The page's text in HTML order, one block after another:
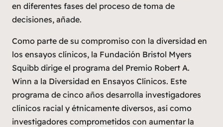
en diferentes fases del proceso de toma de
decisiones, añade.
Como parte de su compromiso con la diversidad en
los ensayos clínicos, la Fundación Bristol Myers
Squibb dirige el programa del Premio Robert A.
Winn a la Diversidad en Ensayos Clínicos. Este
programa de cinco años desarrolla investigadores
clínicos racial y étnicamente diversos, así como
investigadores comprometidos con aumentar la